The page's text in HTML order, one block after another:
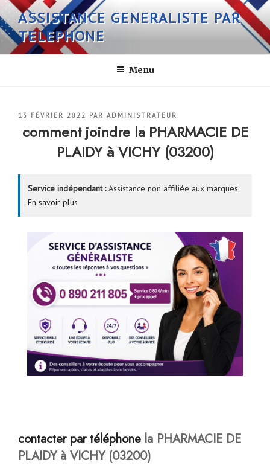
Aller
au
contenu
principal
ASSISTANCE GENERALISTE PAR
TELEPHONE
Menu
PUBLIÉ
13 FÉVRIER 2022 PAR ADMINISTRATEUR
comment joindre la PHARMACIE DE
PLAIDY à VICHY (03200)
Service indépendant :Assistance non affiliée aux marques.
En savoir plus
contacter par téléphone la PHARMACIE DE
PLAIDY à VICHY (03200)